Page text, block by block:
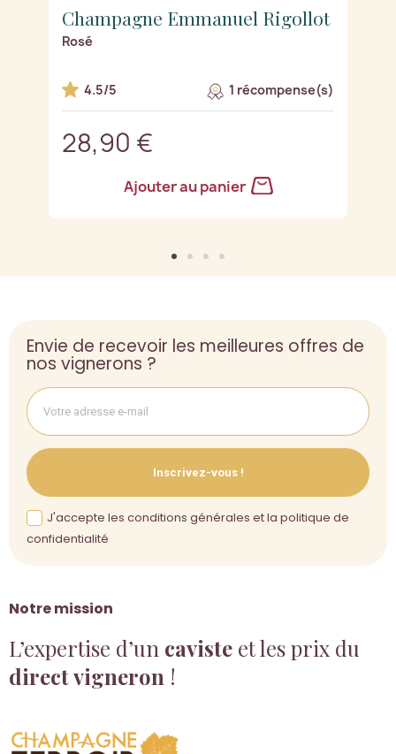
Champagne Emmanuel Rigollot
Rosé
4.5/5 1 récompense(s)
28,90 €
Ajouter au panier
Notre mission
L’expertise d’un caviste et les prix du
direct vigneron !
Envie de recevoir les meilleures offres de
nos vignerons ?
Inscrivez-vous !
J'accepte les conditions générales et la politique de
confidentialité